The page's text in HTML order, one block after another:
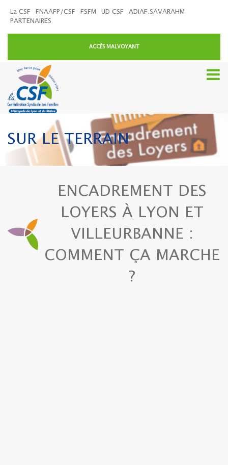
La CSF FNAAFP/CSF FSFM UD CSF
ADIAF.SAVARAHM
PARTENAIRES
ACCÈS MALVOYANT
SUR LE TERRAIN
ENCADREMENT DES
LOYERS À LYON ET
VILLEURBANNE :
COMMENT ÇA MARCHE
?